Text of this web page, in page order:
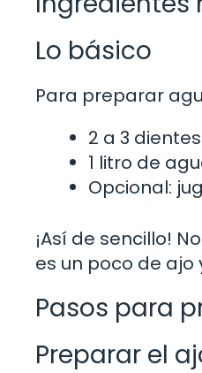
Lo básico
Para preparar
2 a 3
1 litro de
Opcional:
¡Así de sencillo!
es un poco de ajo
Pasos para
Preparar el